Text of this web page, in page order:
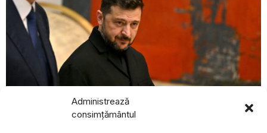
Administrează
consimțământul
Președintele Ucrainei a discutat la Belgrad despre
BREAKING NEWS
Premierul Belgiei,